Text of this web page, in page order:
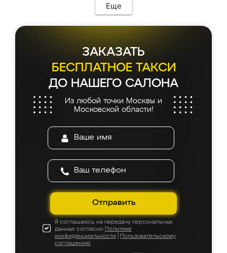
Еще
ЗАКАЗАТЬ
БЕСПЛАТНОЕ ТАКСИ
ДО НАШЕГО САЛОНА
Из любой точки Москвы и
Московской области!
Отправить
Я соглашаюсь на передачу персональных
данных согласно Политике
конфиденциальности
Пользовательскому
соглашению